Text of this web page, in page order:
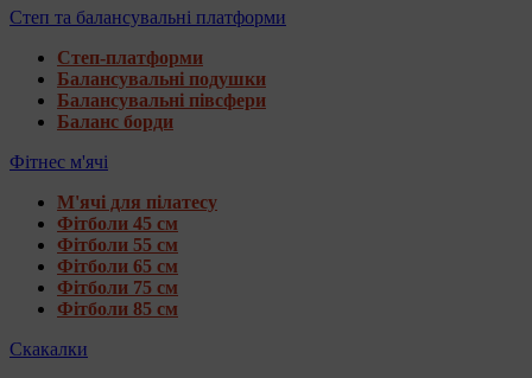
Степ та балансувальні платформи
Степ-платформи
Балансувальні подушки
Балансувальні півсфери
Баланс борди
Фітнес м'ячі
М'ячі для пілатесу
Фітболи 45 см
Фітболи 55 см
Фітболи 65 см
Фітболи 75 см
Фітболи 85 см
Скакалки